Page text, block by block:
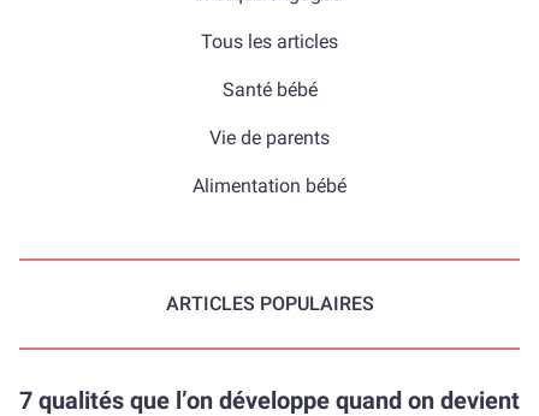
Tous les articles
Santé bébé
Vie de parents
Alimentation bébé
ARTICLES POPULAIRES
7 qualités que l’on développe quand on devient